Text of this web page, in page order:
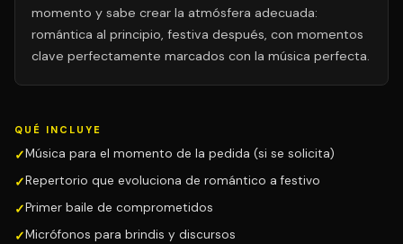
momento y sabe crear la atmósfera adecuada:
romántica al principio, festiva después, con momentos
clave perfectamente marcados con la música perfecta.
QUÉ INCLUYE
Música para el momento de la pedida (si se solicita)
Repertorio que evoluciona de romántico a festivo
Primer baile de comprometidos
Micrófonos para brindis y discursos